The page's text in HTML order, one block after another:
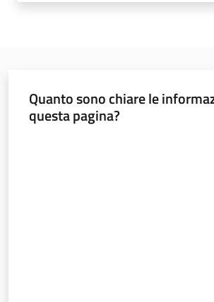
e
Nidi
Quanto sono chiare le
questa pagina?